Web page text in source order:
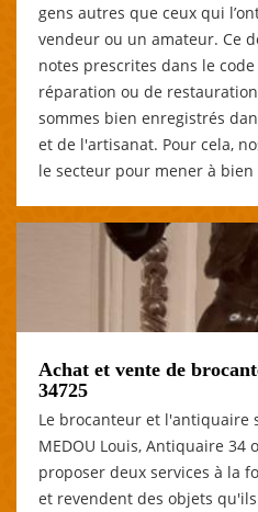
gens autres que ceux qui
vendeur ou un amateur. Ce
notes prescrites dans le
réparation ou de
sommes bien enregistrés
et de l'artisanat. Pour cela,
le secteur pour mener à
Achat et vente de
34725
Le brocanteur et l'antiquaire
MEDOU Louis, Antiquaire
proposer deux services à la
et revendent des objets